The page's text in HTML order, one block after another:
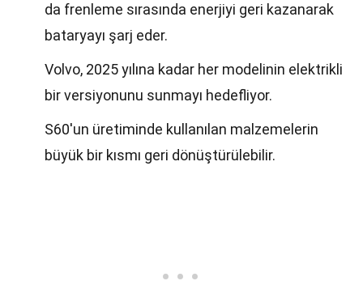
da frenleme sırasında enerjiyi geri kazanarak
bataryayı şarj eder.
Volvo, 2025 yılına kadar her modelinin elektrikli
bir versiyonunu sunmayı hedefliyor.
S60'un üretiminde kullanılan malzemelerin
büyük bir kısmı geri dönüştürülebilir.